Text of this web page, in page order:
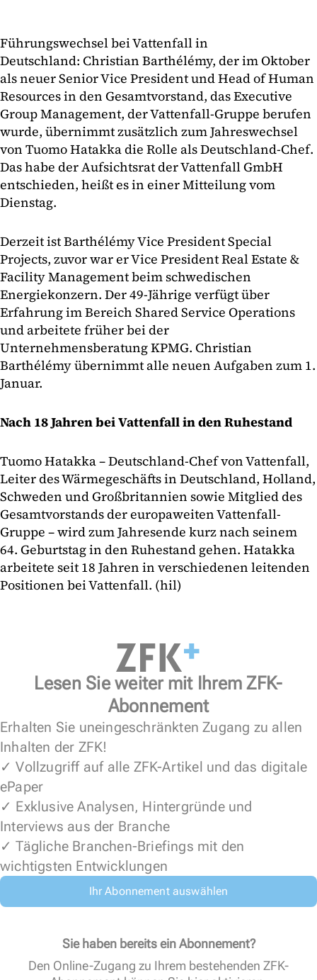
Führungswechsel bei Vattenfall in
Deutschland: Christian Barthélémy, der im Oktober
als neuer Senior Vice President und Head of Human
Resources in den Gesamtvorstand, das Executive
Group Management, der Vattenfall-Gruppe berufen
wurde, übernimmt zusätzlich zum Jahreswechsel
von Tuomo Hatakka die Rolle als Deutschland-Chef.
Das habe der Aufsichtsrat der Vattenfall GmbH
entschieden, heißt es in einer Mitteilung vom
Dienstag.
Derzeit ist Barthélémy Vice President Special
Projects, zuvor war er Vice President Real Estate &
Facility Management beim schwedischen
Energiekonzern. Der 49-Jährige verfügt über
Erfahrung im Bereich Shared Service Operations
und arbeitete früher bei der
Unternehmensberatung KPMG. Christian
Barthélémy übernimmt alle neuen Aufgaben zum 1.
Januar.
Nach 18 Jahren bei Vattenfall in den Ruhestand
Tuomo Hatakka – Deutschland-Chef von Vattenfall,
Leiter des Wärmegeschäfts in Deutschland, Holland,
Schweden und Großbritannien sowie Mitglied des
Gesamtvorstands der europaweiten Vattenfall-
Gruppe – wird zum Jahresende kurz nach seinem
64. Geburtstag in den Ruhestand gehen. Hatakka
arbeitete seit 18 Jahren in verschiedenen leitenden
Positionen bei Vattenfall. (hil)
Lesen Sie weiter mit Ihrem ZFK-
Abonnement
Erhalten Sie uneingeschränkten Zugang zu allen
Inhalten der ZFK!
✓ Vollzugriff auf alle ZFK-Artikel und das digitale
ePaper
✓ Exklusive Analysen, Hintergründe und
Interviews aus der Branche
✓ Tägliche Branchen-Briefings mit den
wichtigsten Entwicklungen
Ihr Abonnement auswählen
Sie haben bereits ein Abonnement?
Den Online-Zugang zu Ihrem bestehenden ZFK-